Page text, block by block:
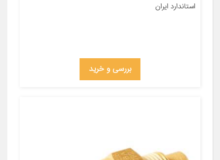
استاندارد ایران
بررسی و خرید